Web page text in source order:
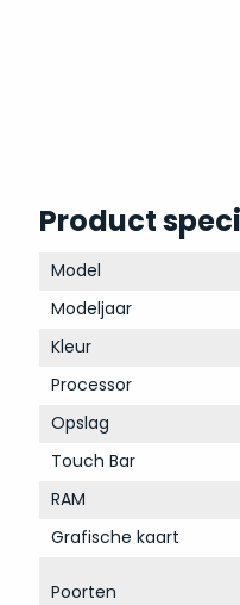
Product
Model
Modeljaar
Kleur
Processor
Opslag
Touch Bar
RAM
Grafische kaart
Poorten